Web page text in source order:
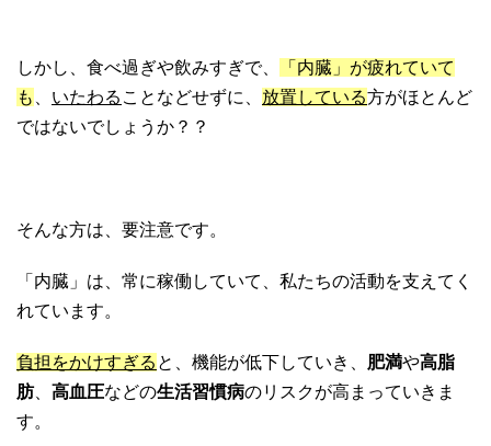
しかし、食べ過ぎや飲みすぎで、
「内臓」が疲れていて
も
いたわる ことなどせずに、 放置している方がほとんど
ではないでしょうか？？
そんな方は、要注意です。
「内臓」は、常に稼働していて、私たちの活動を支えてく
れています。
負担をかけすぎる と、機能が低下していき、 肥満や高脂
肪、 高血圧などの生活習慣病のリスクが高まっていきま
す。